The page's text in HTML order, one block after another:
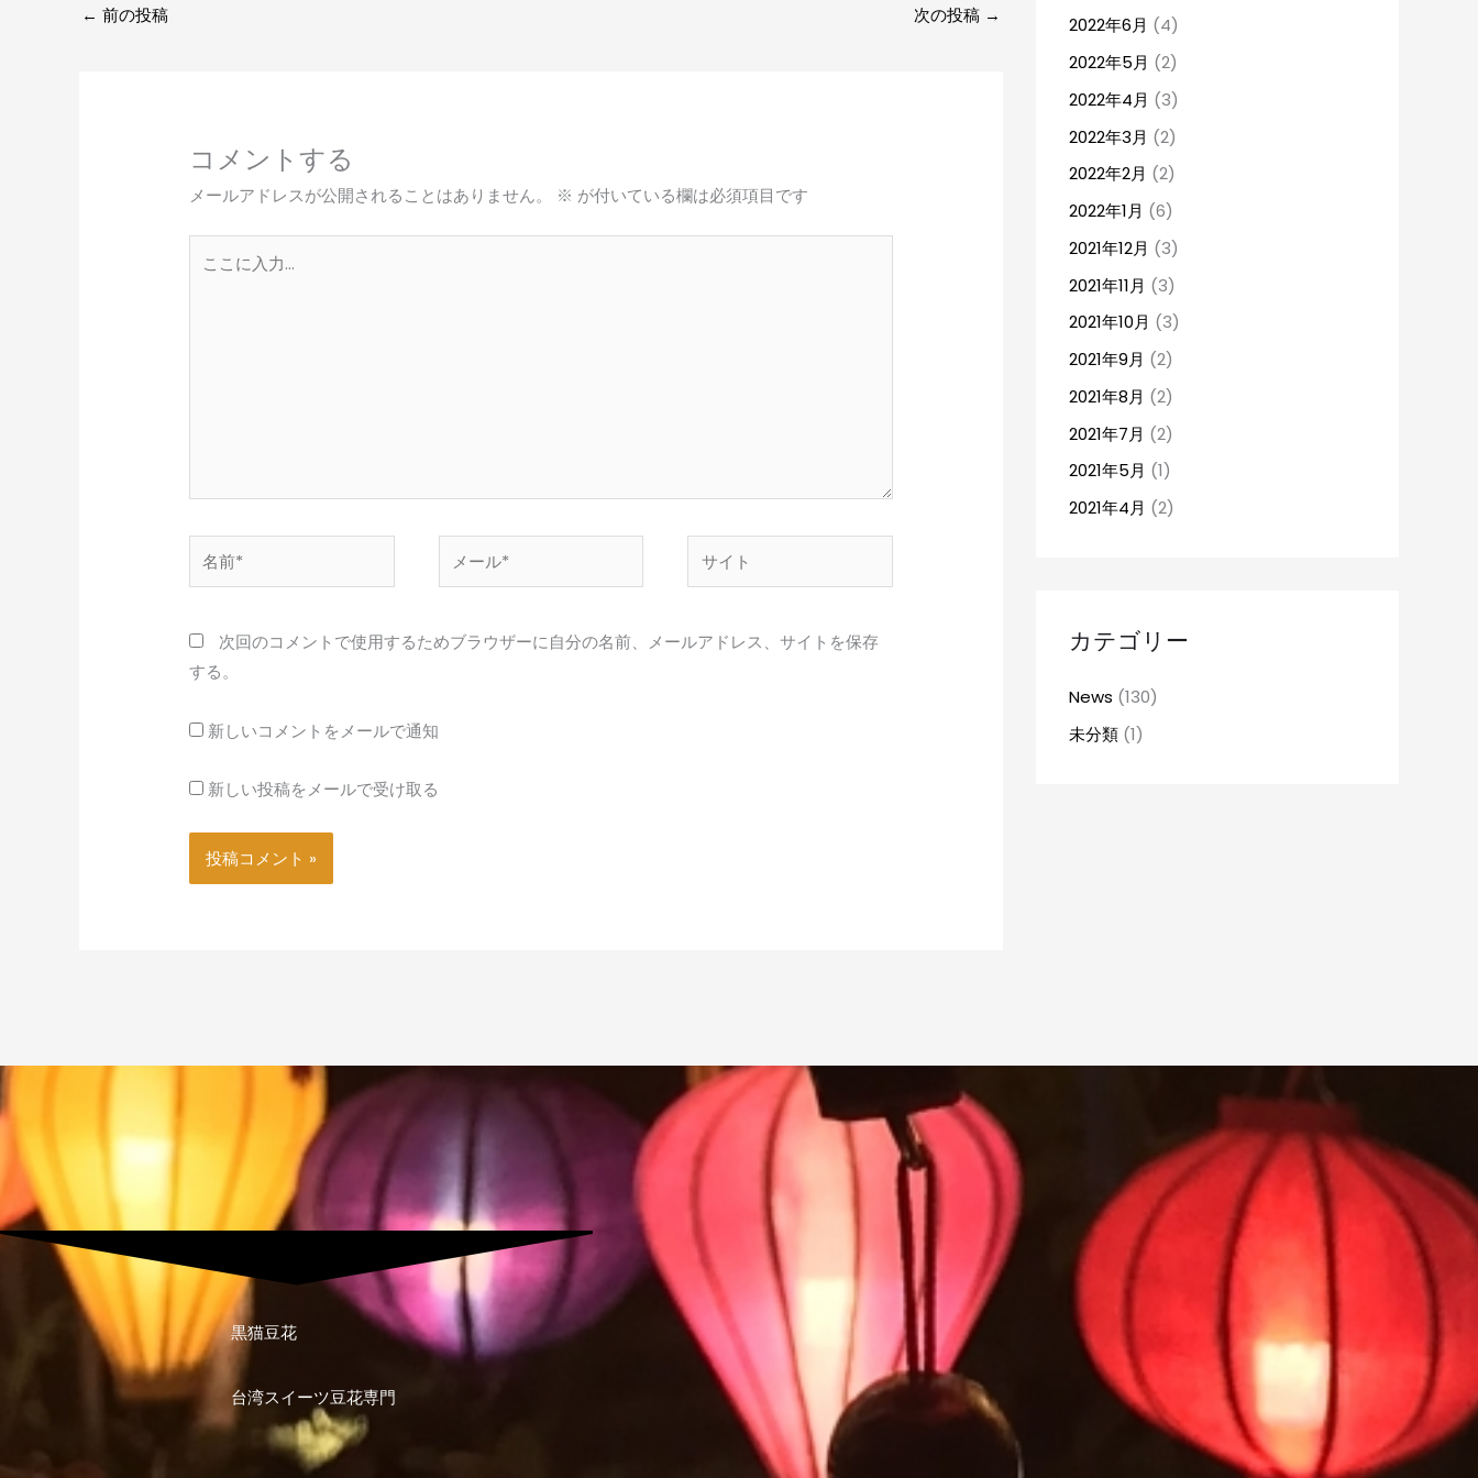
← 前の投稿 次の投稿 →
コメントする
メールアドレスが公開されることはありません。 ※ が付いている欄は必須項目です
*
次回のコメントで使用するためブラウザーに自分の名前、メールアドレス、サイトを保存
する。
新しいコメントをメールで通知
新しい投稿をメールで受け取る
2022年6月 (4)
2022年5月 (2)
2022年4月 (3)
2022年3月 (2)
2022年2月 (2)
2022年1月 (6)
2021年12月 (3)
2021年11月 (3)
2021年10月 (3)
2021年9月 (2)
2021年8月 (2)
2021年7月 (2)
2021年5月 (1)
2021年4月 (2)
カテゴリー
News (130)
未分類 (1)
黒猫豆花
台湾スイーツ豆花専門